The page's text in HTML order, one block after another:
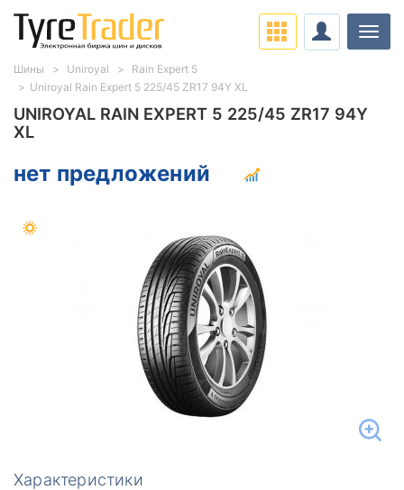
UNIROYAL RAIN EXPERT 5 225/45 ZR17 94Y
XL
нет предложений
Характеристики
Шины Uniroyal
Rain Expert 5
Uniroyal Rain Expert 5 225/45 ZR17 94Y XL